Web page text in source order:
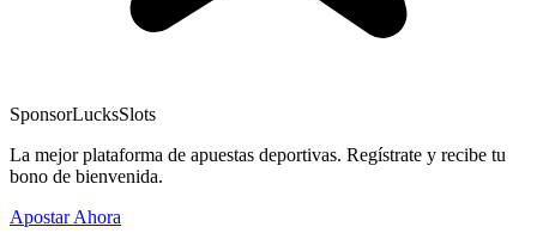
SponsorLucksSlots
La mejor plataforma de apuestas deportivas. Regístrate y recibe tu
bono de bienvenida.
Apostar Ahora